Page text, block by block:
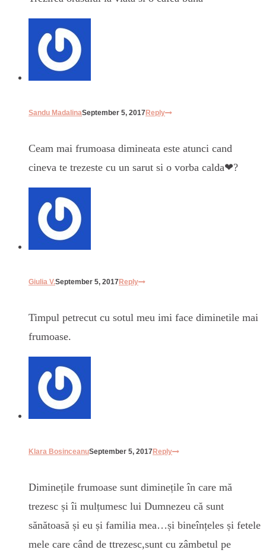
Sandu MadalinaSeptember 5, 2017Reply
Ceam mai frumoasa dimineata este atunci cand
cineva te trezeste cu un sarut si o vorba calda❤?
Giulia V.September 5, 2017Reply
Timpul petrecut cu sotul meu imi face diminetile mai
frumoase.
Klara BosinceanuSeptember 5, 2017Reply
Diminețile frumoase sunt diminețile în care mă
trezesc și îi mulțumesc lui Dumnezeu că sunt
sănătoasă și eu și familia mea…și bineînțeles și fetele
mele care când de ttrezesc,sunt cu zâmbetul pe